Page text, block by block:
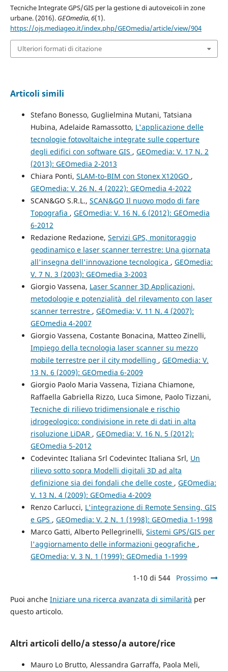
Tecniche Integrate GPS/GIS per la gestione di autoveicoli in zone
urbane. (2016). GEOmedia,6(1).
https://ojs.mediageo.it/index.php/GEOmedia/article/view/904
Ulteriori formati di citazione
Articoli simili
Stefano Bonesso, Guglielmina Mutani, Tatsiana
Hubina, Adelaide Ramassotto, L'applicazione delle
tecnologie fotovoltaiche integrate sulle coperture
degli edifici con software GIS , GEOmedia: V. 17 N. 2
(2013): GEOmedia 2-2013
Chiara Ponti, SLAM-to-BIM con Stonex X120GO ,
GEOmedia: V. 26 N. 4 (2022): GEOmedia 4-2022
SCAN&GO S.R.L., SCAN&GO Il nuovo modo di fare
Topografia , GEOmedia: V. 16 N. 6 (2012): GEOmedia
6-2012
Redazione Redazione, Servizi GPS, monitoraggio
geodinamico e laser scanner terrestre: Una giornata
all'insegna dell'innovazione tecnologica , GEOmedia:
V. 7 N. 3 (2003): GEOmedia 3-2003
Giorgio Vassena, Laser Scanner 3D Applicazioni,
metodologie e potenzialità del rilevamento con laser
scanner terrestre , GEOmedia: V. 11 N. 4 (2007):
GEOmedia 4-2007
Giorgio Vassena, Costante Bonacina, Matteo Zinelli,
Impiego della tecnologia laser scanner su mezzo
mobile terrestre per il city modelling , GEOmedia: V.
13 N. 6 (2009): GEOmedia 6-2009
Giorgio Paolo Maria Vassena, Tiziana Chiamone,
Raffaella Gabriella Rizzo, Luca Simone, Paolo Tizzani,
Tecniche di rilievo tridimensionale e rischio
idrogeologico: condivisione in rete di dati in alta
risoluzione LiDAR , GEOmedia: V. 16 N. 5 (2012):
GEOmedia 5-2012
Codevintec Italiana Srl Codevintec Italiana Srl, Un
rilievo sotto sopra Modelli digitali 3D ad alta
definizione sia dei fondali che delle coste , GEOmedia:
V. 13 N. 4 (2009): GEOmedia 4-2009
Renzo Carlucci, L'integrazione di Remote Sensing, GIS
e GPS , GEOmedia: V. 2 N. 1 (1998): GEOmedia 1-1998
Marco Gatti, Alberto Pellegrinelli, Sistemi GPS/GIS per
l'aggiornamento delle informazioni geografiche ,
GEOmedia: V. 3 N. 1 (1999): GEOmedia 1-1999
1-10 di 544 Prossimo
Puoi anche Iniziare una ricerca avanzata di similarità per
questo articolo.
Altri articoli dello/a stesso/a autore/rice
Mauro Lo Brutto, Alessandra Garraffa, Paola Meli,